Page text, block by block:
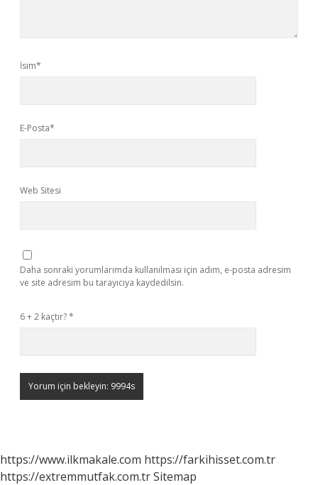
İsim*
E-Posta*
Web Sitesi
Daha sonraki yorumlarımda kullanılması için adım, e-posta adresim
ve site adresim bu tarayıcıya kaydedilsin.
6 + 2 kaçtır?*
https://www.ilkmakale.com https://farkihisset.com.tr
https://extremmutfak.com.trSitemap